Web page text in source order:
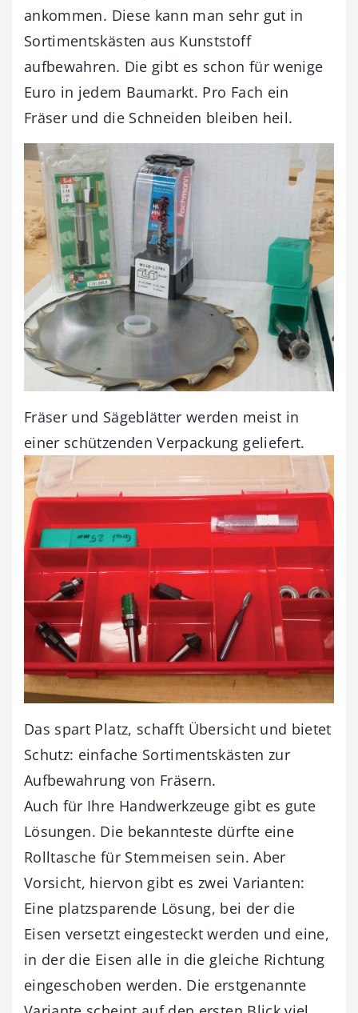
ankommen. Diese kann man sehr gut in
Sortimentskästen aus Kunststoff
aufbewahren. Die gibt es schon für wenige
Euro in jedem Baumarkt. Pro Fach ein
Fräser und die Schneiden bleiben heil.
Fräser und Sägeblätter werden meist in
einer schützenden Verpackung geliefert.
Das spart Platz, schafft Übersicht und bietet
Schutz: einfache Sortimentskästen zur
Aufbewahrung von Fräsern.
Auch für Ihre Handwerkzeuge gibt es gute
Lösungen. Die bekannteste dürfte eine
Rolltasche für Stemmeisen sein. Aber
Vorsicht, hiervon gibt es zwei Varianten:
Eine platzsparende Lösung, bei der die
Eisen versetzt eingesteckt werden und eine,
in der die Eisen alle in die gleiche Richtung
eingeschoben werden. Die erstgenannte